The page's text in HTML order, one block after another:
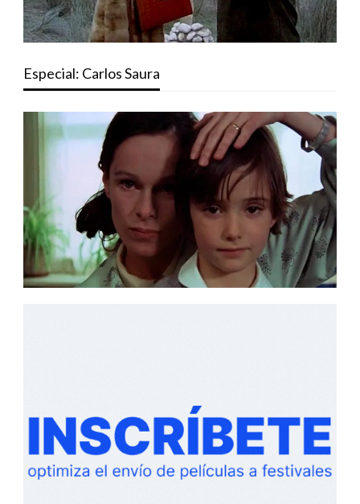
Especial: Carlos Saura